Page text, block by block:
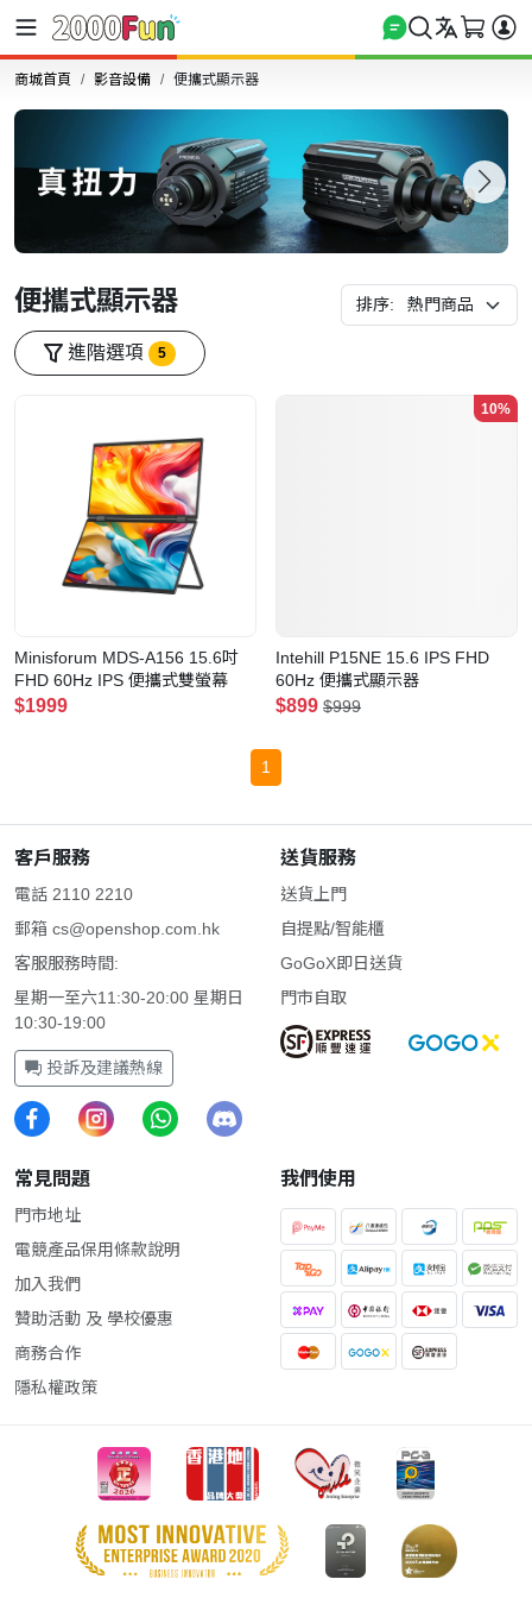
商城首頁 影音設備 便攜式顯示器
便攜式顯示器 排序:
進階選項 5
Minisforum MDS-A156 15.6吋
FHD 60Hz IPS 便攜式雙螢幕
$1999
10%
Intehill P15NE 15.6 IPS FHD
60Hz 便攜式顯示器
$899 $999
1
客戶服務
電話 2110 2210
郵箱 cs@openshop.com.hk
客服服務時間:
星期一至六11:30-20:00 星期日
10:30-19:00
投訴及建議熱線
送貨服務
送貨上門
自提點/智能櫃
GoGoX即日送貨
門市自取
常見問題
門市地址
電競產品保用條款說明
加入我們
贊助活動 及 學校優惠
商務合作
隱私權政策
我們使用